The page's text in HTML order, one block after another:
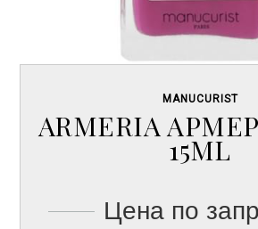
MANUCURIST
ARMERIA
15ML
Цена по